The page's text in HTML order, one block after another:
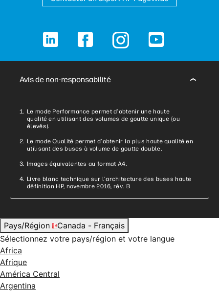
LinkedIn Facebook Instagram YouTube
Avis de non-responsabilité
Le mode Performance permet d’obtenir une haute
qualité en utilisant des volumes de goutte unique (ou
élevés).
Le mode Qualité permet d’obtenir la plus haute qualité en
utilisant des buses à volume de goutte double.
Images équivalentes au format A4.
Livre blanc technique sur l’architecture des buses haute
définition HP, novembre 2016, rév. B
Pays/Région
Canada - Français
Sélectionnez votre pays/région et votre langue
Africa
Afrique
América Central
Argentina